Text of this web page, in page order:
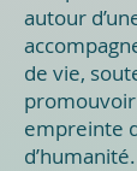
autour
de vie,
empreinte
d’humanité.